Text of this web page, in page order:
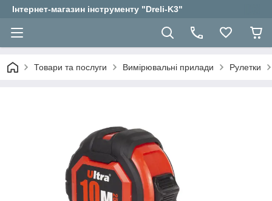
Інтернет-магазин інструменту "Dreli-K3"
Товари та послуги Вимірювальні прилади Рулетки